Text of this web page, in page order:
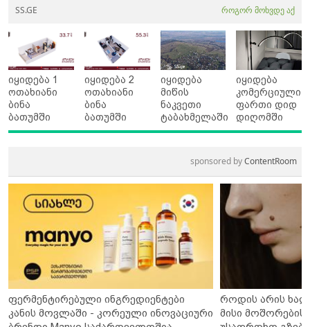
SS.GE როგორ მოხვდე აქ
იყიდება 1
ოთახიანი
ბინა
ბათუმში
იყიდება 2
ოთახიანი
ბინა
ბათუმში
იყიდება
მიწის
ნაკვეთი
ტაბახმელაში
იყიდება
კომერციული
ფართი დიდ
დიღომში
sponsored byContentRoom
ფერმენტირებული ინგრედიენტები
კანის მოვლაში - კორეული ინოვაციური
როდის არის
მისი მოშორების